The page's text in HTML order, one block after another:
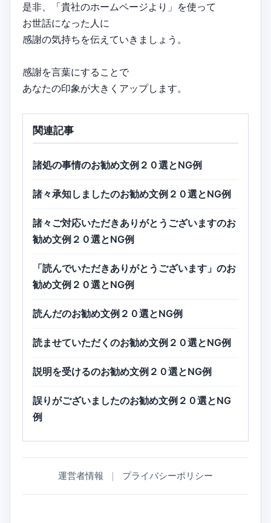
是非、「貴社のホームページより」を使って
お世話になった人に
感謝の気持ちを伝えていきましょう。
感謝を言葉にすることで
あなたの印象が大きくアップします。
関連記事
諸処の事情のお勧め文例２０選とNG例
諸々承知しましたのお勧め文例２０選とNG例
諸々ご対応いただきありがとうございますのお
勧め文例２０選とNG例
「読んでいただきありがとうございます」のお
勧め文例２０選とNG例
読んだのお勧め文例２０選とNG例
読ませていただくのお勧め文例２０選とNG例
説明を受けるのお勧め文例２０選とNG例
誤りがございましたのお勧め文例２０選とNG
例
運営者情報 ｜ プライバシーポリシー